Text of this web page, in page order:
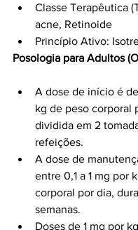
Classe Terapêutica
acne, Retinoide
Princípio Ativo:
Posologia para Adultos
A dose de início é
kg de peso corporal
dividida em 2
refeições.
A dose de
entre 0,1 a 1 mg por
corporal por dia,
semanas.
Doses de 1 mg por